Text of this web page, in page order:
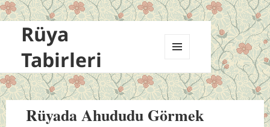
Rüya
Tabirleri
VE
BILEŞENLER
Rüyada Ahududu Görmek